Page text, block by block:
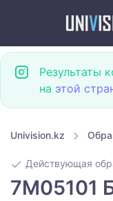
Результаты
на этой
Univision.kz
Действующая
7M05101